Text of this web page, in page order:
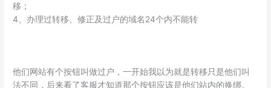
移；
4、办理过转移、修正及过户的域名24个内不能转
他们网站有个按钮叫做过户，一开始我以为就是转移只是他们叫
法不同，后来看了客服才知道那个按钮应该是他们站内的换绑。